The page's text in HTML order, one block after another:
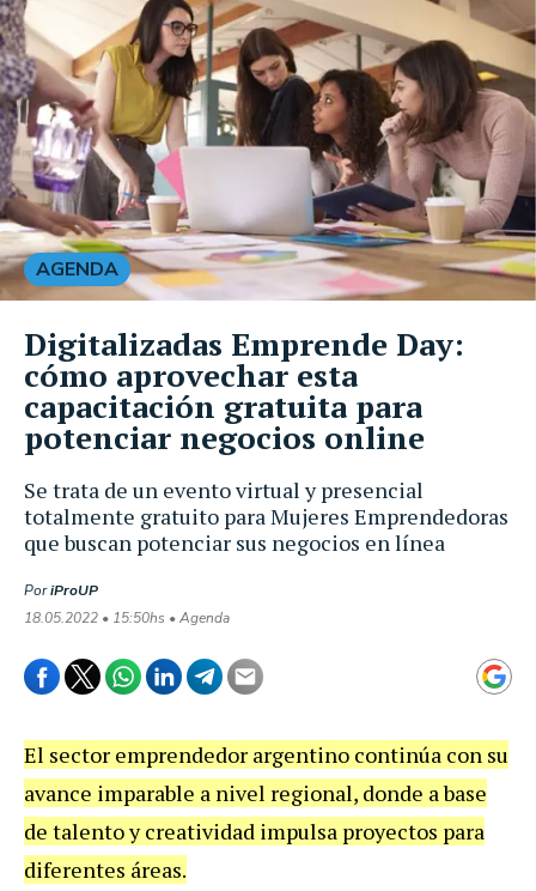
Se trata de un evento virtual y presencial
totalmente gratuito para Mujeres Emprendedoras
que buscan potenciar sus negocios en línea
PoriProUP
18.05.2022 • 15:50hs • Agenda
AGENDA
Digitalizadas Emprende Day:
cómo aprovechar esta
capacitación gratuita para
potenciar negocios online
El sector emprendedor argentino continúa con su
avance imparable a nivel regional, donde a base
de talento y creatividad impulsa proyectos para
diferentes áreas.